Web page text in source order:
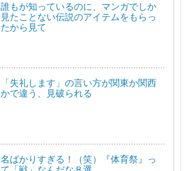
誰もが知っているのに、マンガでしか
見たことない伝説のアイテムをもらっ
たから見て
「失礼します」の言い方が関東か関西
かで違う、見破られる
名ばかりすぎる！（笑）『体育祭』っ